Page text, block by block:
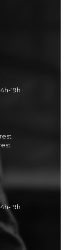
19h
19h